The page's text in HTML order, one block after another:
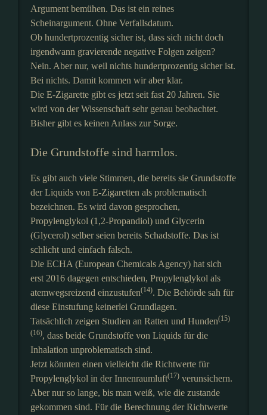
Argument bemühen. Das ist ein reines
Scheinargument. Ohne Verfallsdatum.
Ob hundertprozentig sicher ist, dass sich nicht doch
irgendwann gravierende negative Folgen zeigen?
Nein. Aber nur, weil nichts hundertprozentig sicher ist.
Bei nichts. Damit kommen wir aber klar.
Die E-Zigarette gibt es jetzt seit fast 20 Jahren. Sie
wird von der Wissenschaft sehr genau beobachtet.
Bisher gibt es keinen Anlass zur Sorge.
Die Grundstoffe sind harmlos.
Es gibt auch viele Stimmen, die bereits sie Grundstoffe
der Liquids von E-Zigaretten als problematisch
bezeichnen. Es wird davon gesprochen,
Propylenglykol (1,2-Propandiol) und Glycerin
(Glycerol) selber seien bereits Schadstoffe. Das ist
schlicht und einfach falsch.
Die ECHA (European Chemicals Agency) hat sich
erst 2016 dagegen entschieden, Propylenglykol als
atemwegsreizend einzustufen(14). Die Behörde sah für
diese Einstufung keinerlei Grundlagen.
Tatsächlich zeigen Studien an Ratten und Hunden(15)
(16), dass beide Grundstoffe von Liquids für die
Inhalation unproblematisch sind.
Jetzt könnten einen vielleicht die Richtwerte für
Propylenglykol in der Innenraumluft(17) verunsichern.
Aber nur so lange, bis man weiß, wie die zustande
gekommen sind. Für die Berechnung der Richtwerte